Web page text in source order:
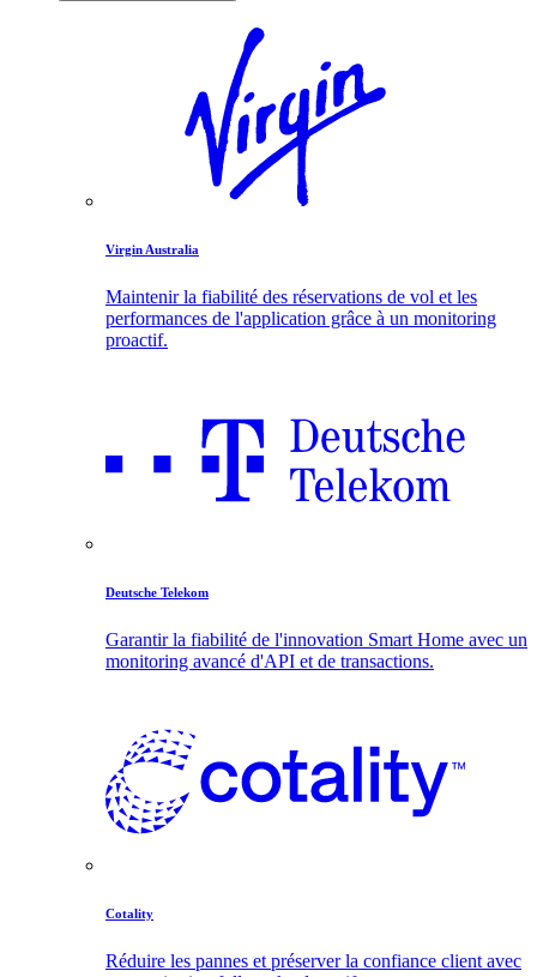
Virgin Australia
Maintenir la fiabilité des réservations de vol et les
performances de l'application grâce à un monitoring
proactif.
Deutsche Telekom
Garantir la fiabilité de l'innovation Smart Home avec un
monitoring avancé d'API et de transactions.
Cotality
Réduire les pannes et préserver la confiance client avec